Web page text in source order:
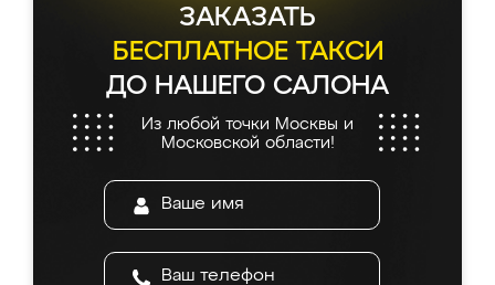
ЗАКАЗАТЬ
БЕСПЛАТНОЕ ТАКСИ
ДО НАШЕГО САЛОНА
Из любой точки Москвы и
Московской области!